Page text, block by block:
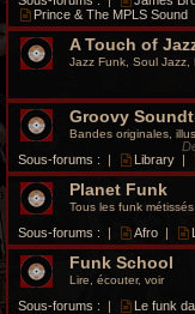
Prince & The MPLS Sound
A Touch of
Jazz Funk, Soul Jazz,
Groovy
Bandes originales,
Sous-forums : | Library |
Planet Funk
Tous les funk métissés
Sous-forums : | Afro |
Funk School
Lire, écouter, voir
Sous-forums : | Le funk